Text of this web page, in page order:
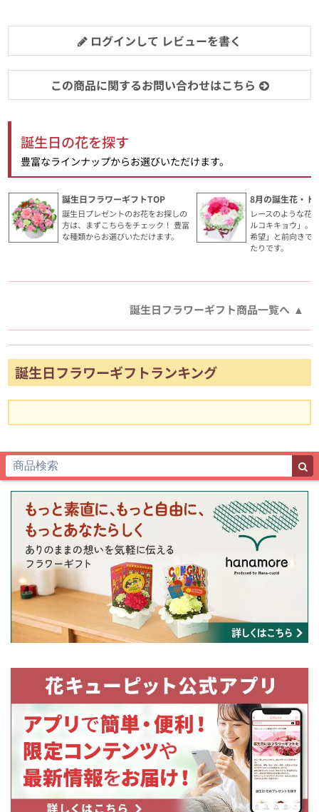
ログインして レビューを書く
この商品に関するお問い合わせはこちら
誕生日の花を探す
豊富なラインナップからお選びいただけます。
誕生日フラワーギフトTOP
誕生日プレゼントのお花をお探しの
方は、まずこちらをチェック！ 豊富
な種類からお選びいただけます。
8月の誕生花・ト
レースのような花
ルコキキョウ」。
希望」と前向きで
たりです。
誕生日フラワーギフト商品一覧へ
誕生日フラワーギフトランキング